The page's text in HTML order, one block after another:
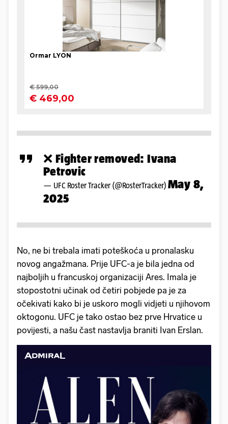
❌ Fighter removed: Ivana
Petrovic
— UFC Roster Tracker (@RosterTracker) May 8,
2025
No, ne bi trebala imati poteškoća u pronalasku
novog angažmana. Prije UFC-a je bila jedna od
najboljih u francuskoj organizaciji Ares. Imala je
stopostotni učinak od četiri pobjede pa je za
očekivati kako bi je uskoro mogli vidjeti u njihovom
oktogonu. UFC je tako ostao bez prve Hrvatice u
povijesti, a našu čast nastavlja braniti Ivan Erslan.